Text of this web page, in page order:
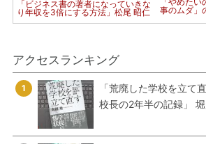
「ビジネス書の著者になっていきな
り年収を3倍にする方法」松尾 昭仁
事のムダ」
アクセスランキング
1
「荒廃した学校を立
校長の2年半の記録」